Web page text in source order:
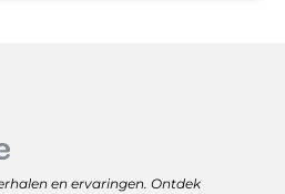
en ervaringen. Ontdek